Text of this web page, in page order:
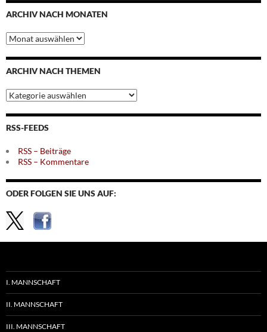
ARCHIV NACH MONATEN
Archiv
nach
Monaten
ARCHIV NACH THEMEN
Archiv
nach
Themen
RSS-FEEDS
RSS – Beiträge
RSS – Kommentare
ODER FOLGEN SIE UNS AUF:
I. MANNSCHAFT
II. MANNSCHAFT
III. MANNSCHAFT